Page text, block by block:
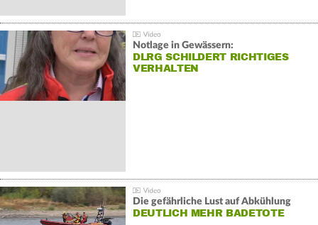
Notlage in Gewässern:
DLRG SCHILDERT RICHTIGES
VERHALTEN
Die gefährliche Lust auf Abkühlung
DEUTLICH MEHR BADETOTE